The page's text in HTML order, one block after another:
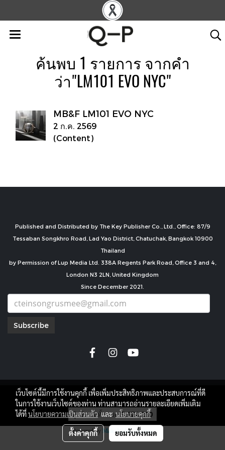
ค้นพบ 1 รายการ จากคำ
ว่า"LM101 EVO NYC"
MB&F LM101 EVO NYC
2 ก.ค. 2569
(Content)
Published and Distributed by The Key Publisher Co., Ltd., Office: 87/9
Tessaban Songkhro Road, Lad Yao District, Chatuchak, Bangkok 10900
Thailand
by Permission of Lup Media Ltd. 338A Regents Park Road, Office 3 and 4,
London N3 2LN, United Kingdom
Since December 2021.
Subscribe
copyright by
ผู้เข้าชมทั้งหมด7,674,210
Powered by MakeWebEasy.com
เว็บไซต์นี้มีการใช้งานคุกกี้ เพื่อเพิ่มประสิทธิภาพและประสบการณ์ที่ดี
ในการใช้งานเว็บไซต์ของท่าน ท่านสามารถอ่านรายละเอียดเพิ่มเติม
ได้ที่นโยบายความเป็นส่วนตัวและนโยบายคุกกี้
ตั้งค่าคุกกี้ ยอมรับทั้งหมด